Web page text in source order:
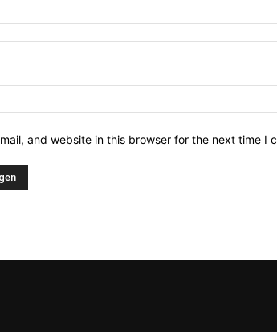
and website in this browser for the next time I